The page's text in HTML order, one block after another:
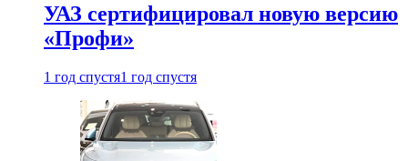
УАЗ сертифицировал новую версию
«Профи»
1 год спустя1 год спустя